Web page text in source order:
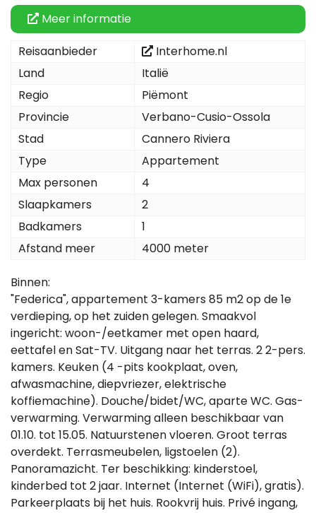
Meer informatie
Reisaanbieder
Interhome.nl
Land
Italië
Regio
Piëmont
Provincie
Verbano-Cusio-Ossola
Stad
Cannero Riviera
Type
Appartement
Max personen
4
Slaapkamers
2
Badkamers
1
Afstand meer
4000 meter
Binnen:
"Federica", appartement 3-kamers 85 m2 op de 1e
verdieping, op het zuiden gelegen. Smaakvol
ingericht: woon-/eetkamer met open haard,
eettafel en Sat-TV. Uitgang naar het terras. 2 2-pers.
kamers. Keuken (4 -pits kookplaat, oven,
afwasmachine, diepvriezer, elektrische
koffiemachine). Douche/bidet/WC, aparte WC. Gas-
verwarming. Verwarming alleen beschikbaar van
01.10. tot 15.05. Natuurstenen vloeren. Groot terras
overdekt. Terrasmeubelen, ligstoelen (2).
Panoramazicht. Ter beschikking: kinderstoel,
kinderbed tot 2 jaar. Internet (Internet (WiFi), gratis).
Parkeerplaats bij het huis. Rookvrij huis. Privé ingang,